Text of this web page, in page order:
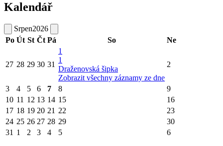
Kalendář
Srpen2026
Po Út St Čt Pá So Ne
27 28 29 30 31
1
1
Draženovská šipka
Zobrazit všechny záznamy ze dne
2
3 4 5 6 7 8
9
10 11 12 13 14 15
16
17 18 19 20 21 22
23
24 25 26 27 28 29
30
31 1 2 3 4 5 6